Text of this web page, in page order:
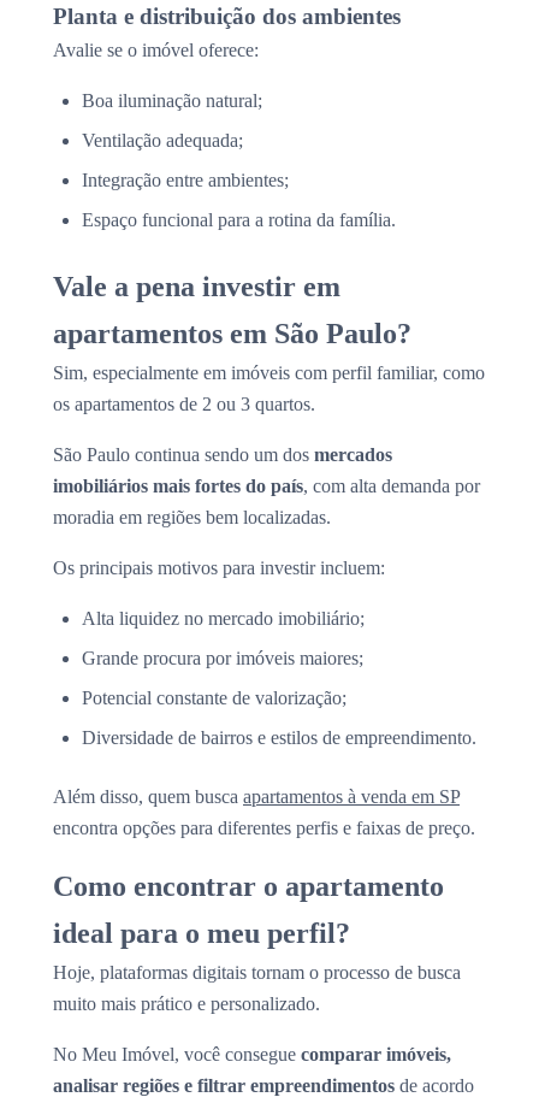
Planta e distribuição dos ambientes
Avalie se o imóvel oferece:
Boa iluminação natural;
Ventilação adequada;
Integração entre ambientes;
Espaço funcional para a rotina da família.
Vale a pena investir em
apartamentos em São Paulo?
Sim, especialmente em imóveis com perfil familiar, como
os apartamentos de 2 ou 3 quartos.
São Paulo continua sendo um dos mercados
imobiliários mais fortes do país, com alta demanda por
moradia em regiões bem localizadas.
Os principais motivos para investir incluem:
Alta liquidez no mercado imobiliário;
Grande procura por imóveis maiores;
Potencial constante de valorização;
Diversidade de bairros e estilos de empreendimento.
Além disso, quem busca apartamentos à venda em SP
encontra opções para diferentes perfis e faixas de preço.
Como encontrar o apartamento
ideal para o meu perfil?
Hoje, plataformas digitais tornam o processo de busca
muito mais prático e personalizado.
No Meu Imóvel, você consegue comparar imóveis,
analisar regiões e filtrar empreendimentos de acordo